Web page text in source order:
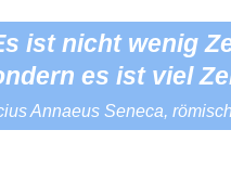
ist nicht wenig
es ist viel
Annaeus Seneca,